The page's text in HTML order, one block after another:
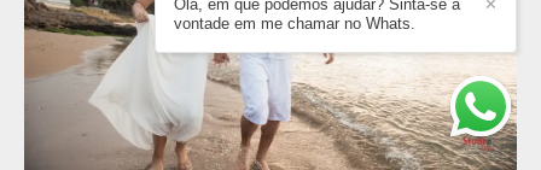
✕
Olá, em que podemos ajudar? Sinta-se a
vontade em me chamar no Whats.